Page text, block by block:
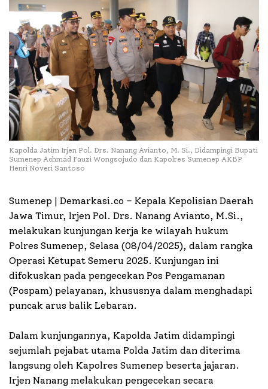
Kapolda Jatim Irjen Pol. Drs. Nanang Avianto, M. Si., Didampingi Bupati
Sumenep Achmad Fauzi Wongsojudo dan Kapolres Sumenep AKBP
Henri Noveri Santoso
Sumenep | Demarkasi.co – Kepala Kepolisian Daerah
Jawa Timur, Irjen Pol. Drs. Nanang Avianto, M.Si.,
melakukan kunjungan kerja ke wilayah hukum
Polres Sumenep, Selasa (08/04/2025), dalam rangka
Operasi Ketupat Semeru 2025. Kunjungan ini
difokuskan pada pengecekan Pos Pengamanan
(Pospam) pelayanan, khususnya dalam menghadapi
puncak arus balik Lebaran.
Dalam kunjungannya, Kapolda Jatim didampingi
sejumlah pejabat utama Polda Jatim dan diterima
langsung oleh Kapolres Sumenep beserta jajaran.
Irjen Nanang melakukan pengecekan secara